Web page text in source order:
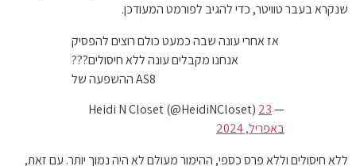
שנקרא בעבר טוויטר, כדי להגיב לפורמט המעודכן.
אז אחרי עונה שבה כמעט כולם רוצים להפסיק
אנחנו מקבלים עונה ללא חיסולים???
ההשפעה של AS8
— Heidi N Closet (@HeidiNCloset)
23
באפריל, 2024
ללא חיסולים וללא פרס כספי, ההימור מעולם לא היה נמוך יותר. עם זאת,